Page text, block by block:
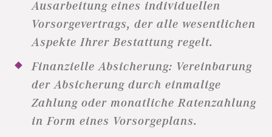
Ausarbeitung eines individuellen
Vorsorgevertrags, der alle wesentlichen
Aspekte Ihrer Bestattung regelt.
Finanzielle Absicherung: Vereinbarung
der Absicherung durch einmalige
Zahlung oder monatliche Ratenzahlung
in Form eines Vorsorgeplans.